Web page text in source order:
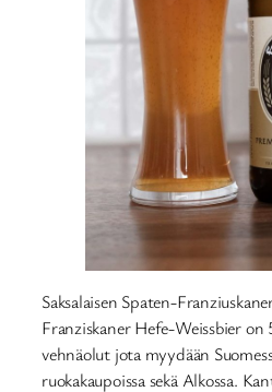
Saksalaisen Spaten-
Franziskaner Hefe-Weissbier on
vehnäolut jota myydään
ruokakaupoissa sekä Alkossa.